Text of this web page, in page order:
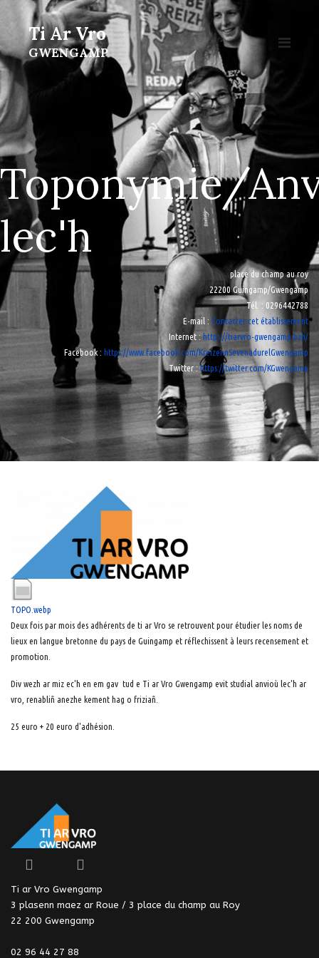
Ti Ar Vro
GWENGAMP
Toponymie/
lec'h
place du champ au roy
22200 Guingamp/Gwengamp
Tél.
: 0296442788
E-mail : Contacter cet établissement
Internet : https://tiarvro-gwengamp.bzh/
Facebook : https://www.facebook.com/KreizennSevenadurelGwengamp
Twitter :https://twitter.com/KGwengamp
TOPO.webp
Deux fois par mois des adhérents de ti ar Vro se retrouvent pour étudier les noms de
lieux en langue bretonne du pays de Guingamp et réflechissent à leurs recensement et
promotion.
Div wezh ar miz ec'h en em gav tud e Ti ar Vro Gwengamp evit studial anvioù lec'h ar
vro, renabliñ anezhe kement hag o friziañ.
25 euro + 20 euro d'adhésion.
Ti ar Vro Gwengamp
3 plasenn maez ar Roue / 3 place du champ au Roy
22 200 Gwengamp
02 96 44 27 88